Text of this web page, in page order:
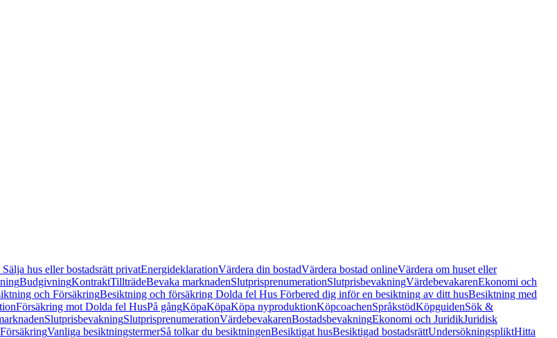
Sälja hus eller bostadsrätt privatEnergideklarationVärdera din bostadVärdera bostad onlineVärdera om huset eller
BudgivningKontraktTillträdeBevaka marknadenSlutprisprenumerationSlutprisbevakningVärdebevakarenEkonomi och
och FörsäkringBesiktning och försäkring Dolda fel Hus Förbered dig inför en besiktning av ditt husBesiktning med
Försäkring mot Dolda fel HusPå gångKöpaKöpaKöpa nyproduktionKöpcoachenSpråkstödKöpguidenSök &
SlutprisbevakningSlutprisprenumerationVärdebevakarenBostadsbevakningEkonomi och JuridikJuridisk
Vanliga besiktningstermerSå tolkar du besiktningenBesiktigat husBesiktigad bostadsrättUndersökningspliktHitta